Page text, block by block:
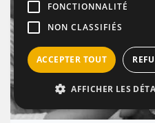
Précédent
FONCTIONNALITÉ
NON CLASSIFIÉS
ACCEPTER TOUT
AFFICHER LES